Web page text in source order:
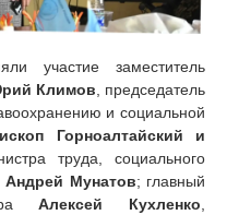
участие заместитель
Климов , председатель
и социальной
Горноалтайский и
труда, социального
Андрей Мунатов; главный
Алексей Кухленко